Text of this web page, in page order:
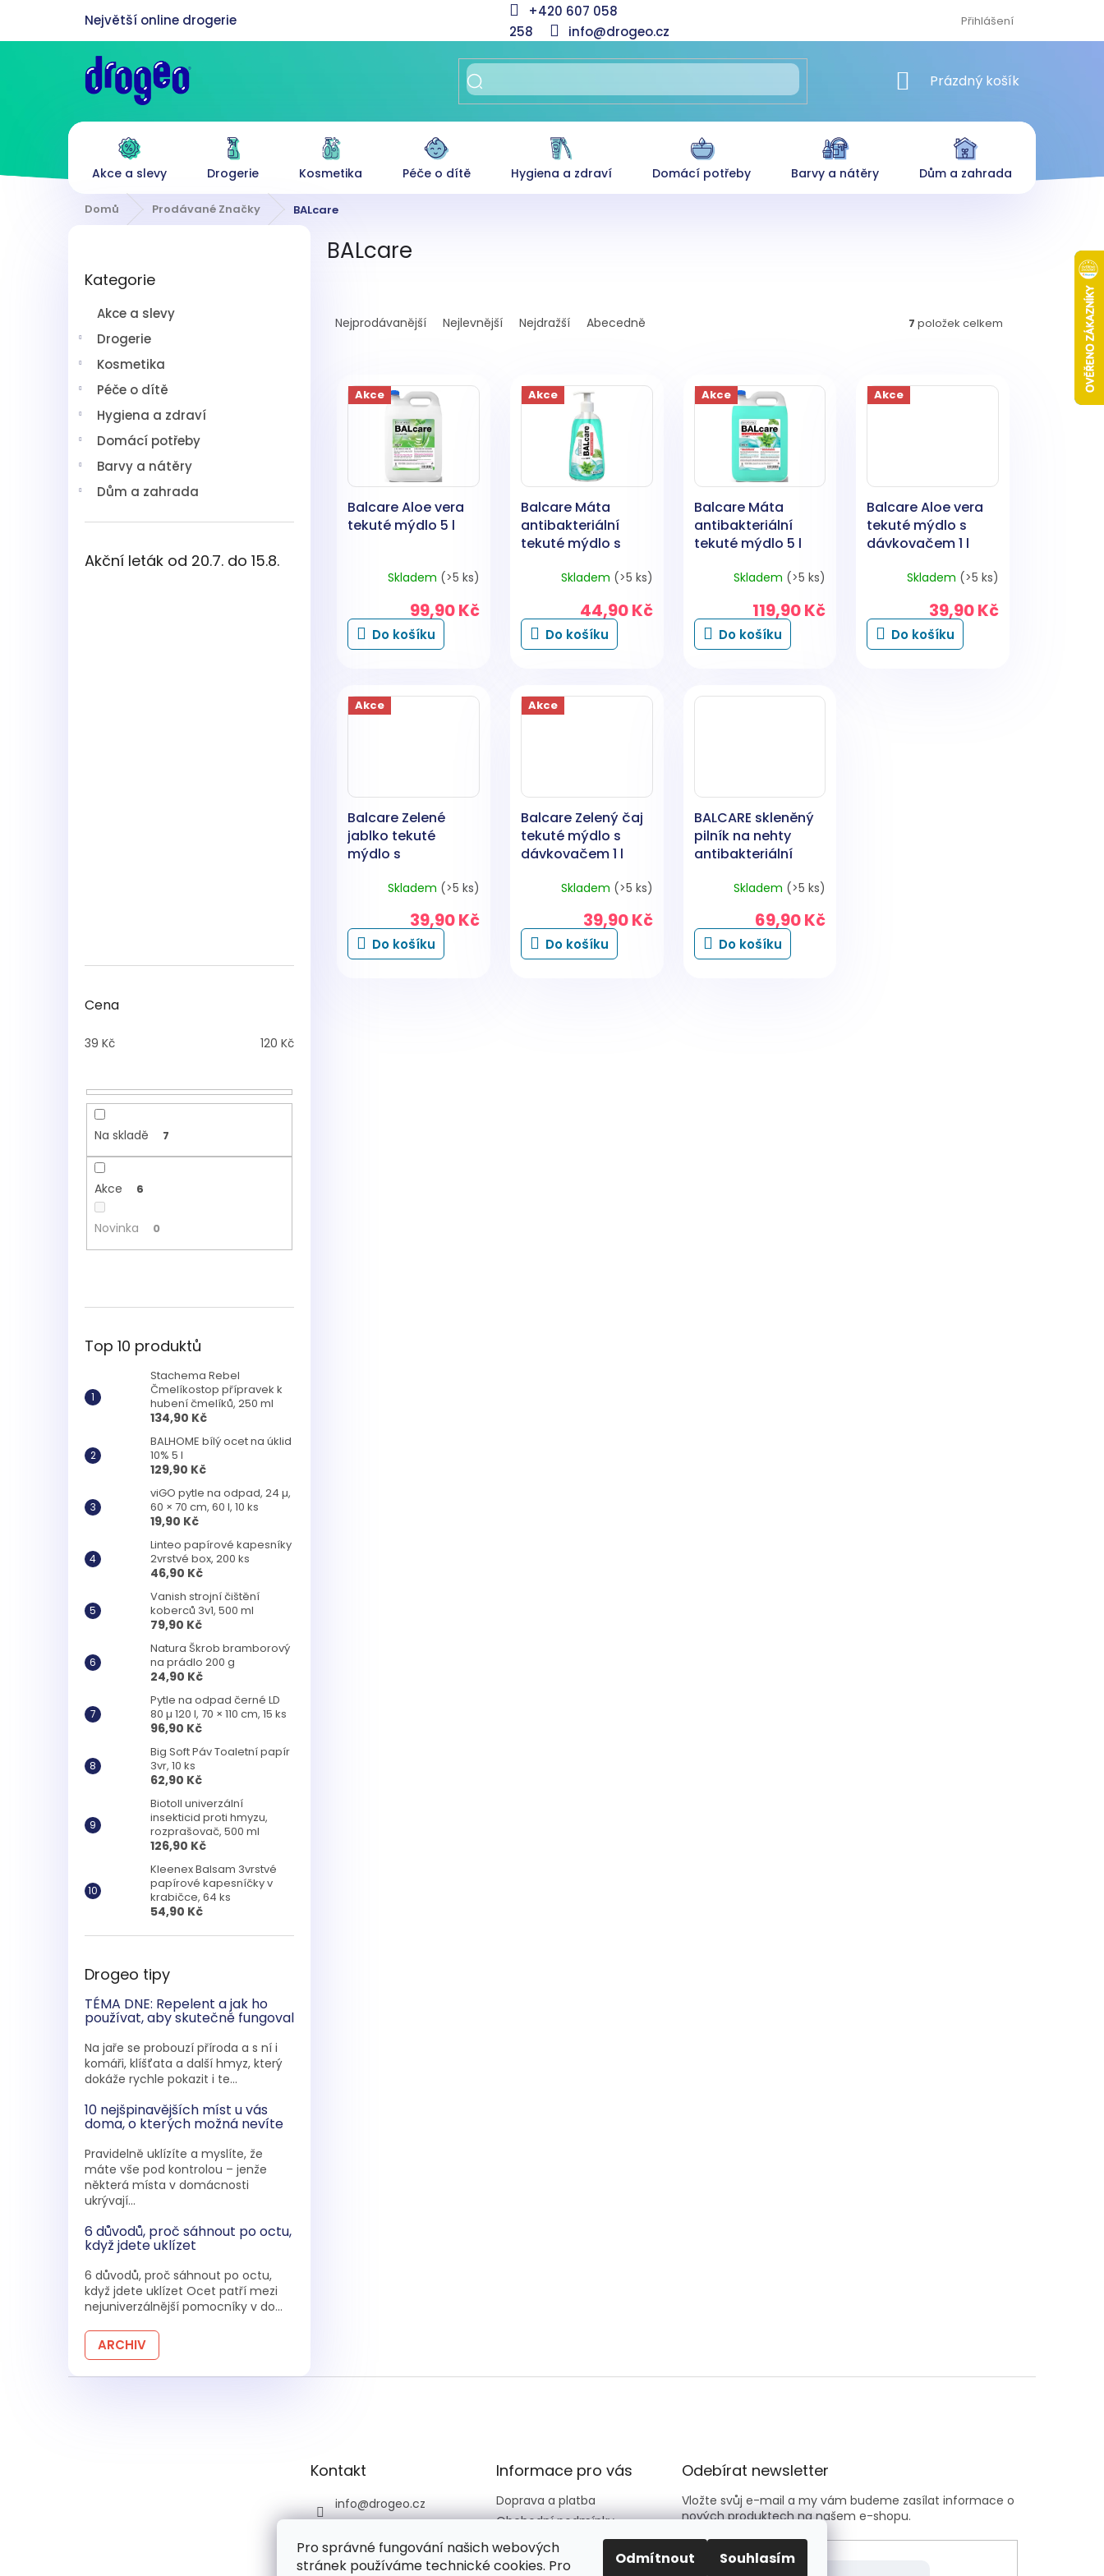
Pro správné fungování našich webových
stránek používáme technické cookies. Pro
Odmítnout Souhlasím
obsah
+420 607 058
258
info@drogeo.cz
Přihlášení
NÁKUPNÍ KOŠÍK
Prázdný košík
Akce a slevy Drogerie Kosmetika Péče o dítě Hygiena a zdraví Domácí potřeby Barvy a nátěry Dům a zahrada
Domů Prodávané Značky BALcare
kategorie
Kategorie
Akce a slevy
Drogerie
Kosmetika
Péče o dítě
Hygiena a zdraví
Domácí potřeby
Barvy a nátěry
Dům a zahrada
Akční leták od 20.7. do 15.8.
Cena
39 Kč 120 Kč
Na skladě 7
Akce 6
Novinka 0
Top 10 produktů
Stachema Rebel
Čmelíkostop přípravek k
hubení čmelíků, 250 ml
134,90 Kč
BALHOME bílý ocet na úklid
10% 5 l
129,90 Kč
viGO pytle na odpad, 24 µ,
60 × 70 cm, 60 l, 10 ks
19,90 Kč
Linteo papírové kapesníky
2vrstvé box, 200 ks
46,90 Kč
Vanish strojní čištění
koberců 3v1, 500 ml
79,90 Kč
Natura Škrob bramborový
na prádlo 200 g
24,90 Kč
Pytle na odpad černé LD
80 µ 120 l, 70 × 110 cm, 15 ks
96,90 Kč
Big Soft Páv Toaletní papír
3vr, 10 ks
62,90 Kč
Biotoll univerzální
insekticid proti hmyzu,
rozprašovač, 500 ml
126,90 Kč
Kleenex Balsam 3vrstvé
papírové kapesníčky v
krabičce, 64 ks
54,90 Kč
Drogeo tipy
TÉMA DNE: Repelent a jak ho
používat, aby skutečně fungoval
Na jaře se probouzí příroda a s ní i
komáři, klíšťata a další hmyz, který
dokáže rychle pokazit i te...
10 nejšpinavějších míst u vás
doma, o kterých možná nevíte
Pravidelně uklízíte a myslíte, že
máte vše pod kontrolou – jenže
některá místa v domácnosti
ukrývají...
6 důvodů, proč sáhnout po octu,
když jdete uklízet
6 důvodů, proč sáhnout po octu,
když jdete uklízet Ocet patří mezi
nejuniverzálnější pomocníky v do...
ARCHIV
BALcare
aNejprodávanější Nejlevnější Nejdražší Abecedně 7 položek celkem
Akce
Balcare Aloe vera
tekuté mýdlo 5 l
Skladem (>5 ks)
99,90 Kč
Do košíku
Akce
Balcare Máta
antibakteriální
tekuté mýdlo s
Skladem (>5 ks)
44,90 Kč
Do košíku
Akce
Balcare Máta
antibakteriální
tekuté mýdlo 5 l
Skladem (>5 ks)
119,90 Kč
Do košíku
Akce
Balcare Aloe vera
tekuté mýdlo s
dávkovačem 1 l
Skladem (>5 ks)
39,90 Kč
Do košíku
Akce
Balcare Zelené
jablko tekuté
mýdlo s
Skladem (>5 ks)
39,90 Kč
Do košíku
Akce
Balcare Zelený čaj
tekuté mýdlo s
dávkovačem 1 l
Skladem (>5 ks)
39,90 Kč
Do košíku
BALCARE skleněný
pilník na nehty
antibakteriální
Skladem (>5 ks)
69,90 Kč
Do košíku
Kontakt
info@drogeo.cz
+420 607 058 258 (v
pracovní dny 08:00-1
Informace pro vás
Doprava a platba
Obchodní podmínky
Kontakty
Hodnocení obchodu
Odebírat newsletter
Vložte svůj e-mail a my vám budeme zasílat informace o
nových produktech na našem e-shopu.
E-mail